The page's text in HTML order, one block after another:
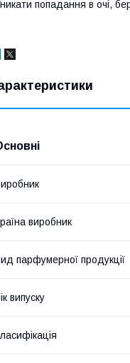
попадання в очі,
виробник
парфумерної продукції
випуску